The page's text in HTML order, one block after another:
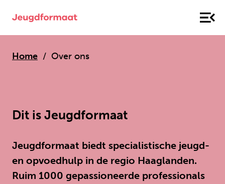
Home Over ons
Dit is Jeugdformaat
Jeugdformaat biedt specialistische jeugd-
en opvoedhulp in de regio Haaglanden.
Ruim 1000 gepassioneerde professionals